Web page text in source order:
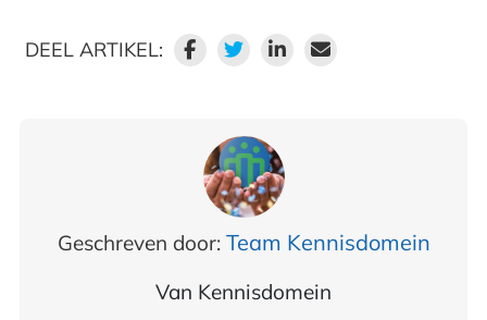
DEEL ARTIKEL:
Geschreven door: Team Kennisdomein
Van Kennisdomein